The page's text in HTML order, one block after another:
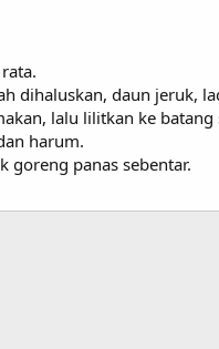
dihaluskan, daun jeruk,
lalu lilitkan ke batang
harum.
goreng panas sebentar.